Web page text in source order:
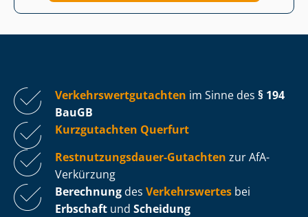
Ver­kehrs­wert­gut­ach­ten im Sinne des § 194
BauGB
Kurzgutachten Querfurt
Rest­nut­zungs­dau­er-Gutachten zur AfA-
Verkürzung
Berechnung des Verkehrswertes bei
Erbschaft und Scheidung